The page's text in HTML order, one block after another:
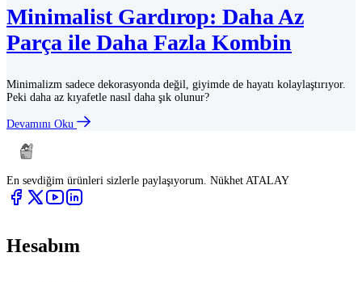
Minimalist Gardırop: Daha Az
Parça ile Daha Fazla Kombin
Minimalizm sadece dekorasyonda değil, giyimde de hayatı kolaylaştırıyor.
Peki daha az kıyafetle nasıl daha şık olunur?
Devamını Oku
En sevdiğim ürünleri sizlerle paylaşıyorum. Nükhet ATALAY
Hesabım